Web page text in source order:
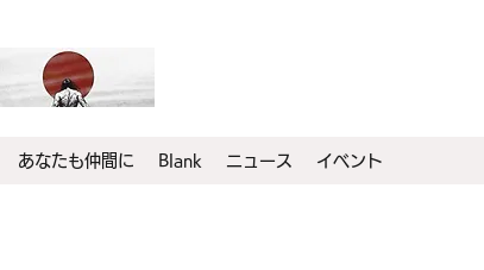
あなたも仲間に Blank ニュース イベント